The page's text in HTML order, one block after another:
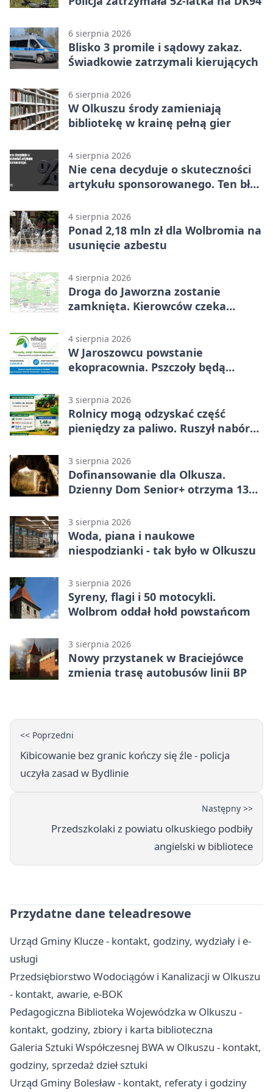
6 sierpnia 2026
Blisko 3 promile i sądowy zakaz.
Świadkowie zatrzymali kierujących
6 sierpnia 2026
W Olkuszu środy zamieniają
bibliotekę w krainę pełną gier
4 sierpnia 2026
Nie cena decyduje o skuteczności
artykułu sponsorowanego. Ten błąd
4 sierpnia 2026
Ponad 2,18 mln zł dla Wolbromia na
usunięcie azbestu
4 sierpnia 2026
Droga do Jaworzna zostanie
zamknięta. Kierowców czeka
4 sierpnia 2026
W Jaroszowcu powstanie
ekopracownia. Pszczoły będą
3 sierpnia 2026
Rolnicy mogą odzyskać część
pieniędzy za paliwo. Ruszył nabór
3 sierpnia 2026
Dofinansowanie dla Olkusza.
Dzienny Dom Senior+ otrzyma 134
3 sierpnia 2026
Woda, piana i naukowe
niespodzianki - tak było w Olkuszu
3 sierpnia 2026
Syreny, flagi i 50 motocykli.
Wolbrom oddał hołd powstańcom
3 sierpnia 2026
Nowy przystanek w Braciejówce
zmienia trasę autobusów linii BP
<< Poprzedni
Kibicowanie bez granic kończy się źle - policja
uczyła zasad w Bydlinie
Następny >>
Przedszkolaki z powiatu olkuskiego podbiły
angielski w bibliotece
Przydatne dane teleadresowe
Urząd Gminy Klucze - kontakt, godziny, wydziały i e-
usługi
Przedsiębiorstwo Wodociągów i Kanalizacji w Olkuszu
- kontakt, awarie, e-BOK
Pedagogiczna Biblioteka Wojewódzka w Olkuszu -
kontakt, godziny, zbiory i karta biblioteczna
Galeria Sztuki Współczesnej BWA w Olkuszu - kontakt,
godziny, sprzedaż dzieł sztuki
Urząd Gminy Bolesław - kontakt, referaty i godziny